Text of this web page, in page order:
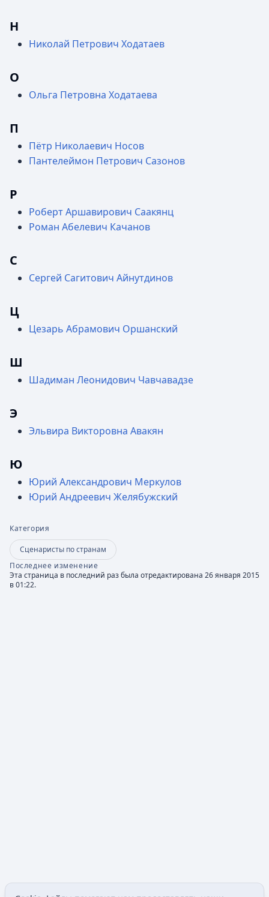
Н
Николай Петрович Ходатаев
О
Ольга Петровна Ходатаева
П
Пётр Николаевич Носов
Пантелеймон Петрович Сазонов
Р
Роберт Аршавирович Саакянц
Роман Абелевич Качанов
С
Сергей Сагитович Айнутдинов
Ц
Цезарь Абрамович Оршанский
Ш
Шадиман Леонидович Чавчавадзе
Э
Эльвира Викторовна Авакян
Ю
Юрий Александрович Меркулов
Юрий Андреевич Желябужский
Категория
Сценаристы по странам
Последнее изменение
Эта страница в последний раз была отредактирована 26 января 2015
в 01:22.